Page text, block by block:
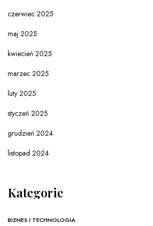
czerwiec 2025
maj 2025
kwiecień 2025
marzec 2025
luty 2025
styczeń 2025
grudzień 2024
listopad 2024
Kategorie
BIZNES I TECHNOLOGIA